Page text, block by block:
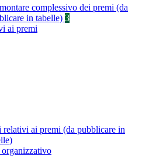
complessivo dei premi (da
in tabelle) 3
ai premi
relativi ai premi (da pubblicare in
organizzativo